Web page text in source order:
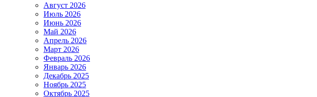
Август 2026
Июль 2026
Июнь 2026
Май 2026
Апрель 2026
Март 2026
Февраль 2026
Январь 2026
Декабрь 2025
Ноябрь 2025
Октябрь 2025